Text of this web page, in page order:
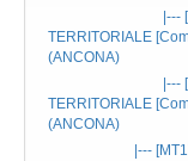
|---
TERRITORIALE
(ANCONA)
|---
TERRITORIALE
(ANCONA)
|---